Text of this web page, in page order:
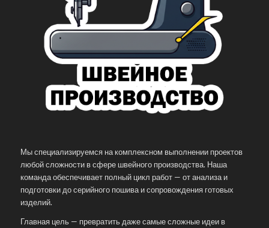
Мы специализируемся на комплексном выполнении проектов
любой сложности в сфере швейного производства. Наша
команда обеспечивает полный цикл работ — от анализа и
подготовки до серийного пошива и сопровождения готовых
изделий.
Главная цель — превратить даже самые сложные идеи в